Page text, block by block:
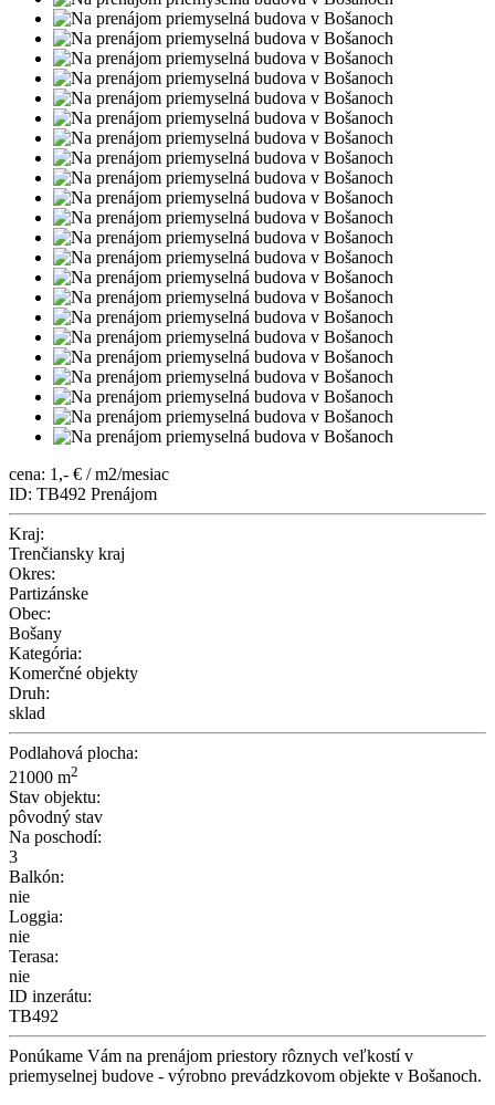
cena: 1,- € / m2/mesiac
ID: TB492 Prenájom
Kraj:
Trenčiansky kraj
Okres:
Partizánske
Obec:
Bošany
Kategória:
Komerčné objekty
Druh:
sklad
Podlahová plocha:
21000 m2
Stav objektu:
pôvodný stav
Na poschodí:
3
Balkón:
nie
Loggia:
nie
Terasa:
nie
ID inzerátu:
TB492
Ponúkame Vám na prenájom priestory rôznych veľkostí v
priemyselnej budove - výrobno prevádzkovom objekte v Bošanoch.